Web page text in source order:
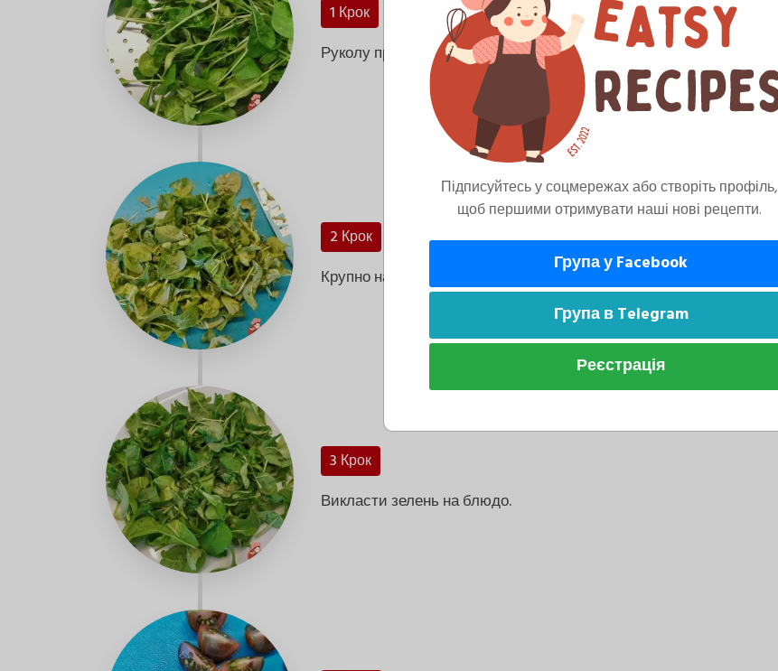
1 Крок
Руколу промити у прохолодній воді.
2 Крок
Крупно нашаткувати.
3 Крок
Викласти зелень на блюдо.
Підписуйтесь у соцмережах або створіть профіль,
щоб першими отримувати наші нові рецепти.
Група у Facebook
Група в Telegram
Реєстрація